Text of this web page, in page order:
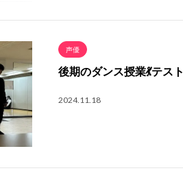
声優
後期のダンス授業💃テスト
2024.11.18